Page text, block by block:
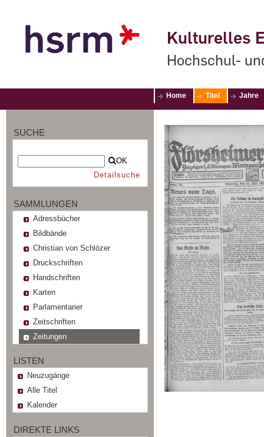
Kulturelles
Hochschul-
Home Titel Jahre
SUCHE
OK
Detailsuche
SAMMLUNGEN
Adressbücher
Bildbände
Christian von Schlözer
Druckschriften
Handschriften
Karten
Parlamentarier
Zeitschriften
Zeitungen
LISTEN
Neuzugänge
Alle Titel
Kalender
DIREKTE LINKS